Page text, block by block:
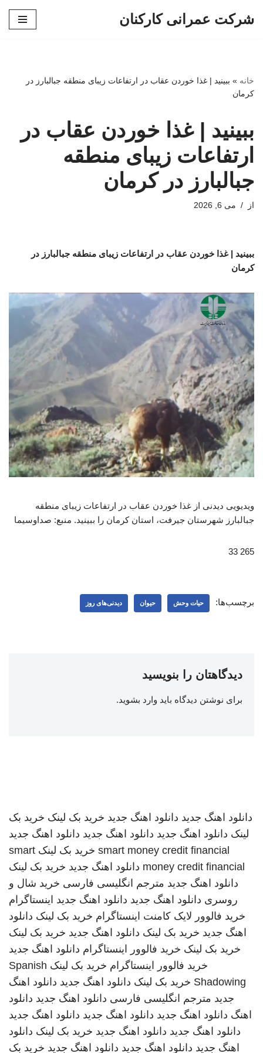
شرکت عمرانی کارکنان
خانه » ببینید | غذا خوردن عقاب در ارتفاعات زیبای منطقه جبالبارز در
کرمان
ببینید | غذا خوردن عقاب در
ارتفاعات زیبای منطقه
جبالبارز در کرمان
از می 6, 2026
ببینید | غذا خوردن عقاب در ارتفاعات زیبای منطقه جبالبارز در
کرمان
ویدیویی دیدنی از غذا خوردن عقاب در ارتفاعات زیبای منطقه
جبالبارز شهرستان جیرفت، استان کرمان را ببینید. منبع: صداوسیما
265 33
برچسب‌ها: حیات وحش حیوان دیدنی‌های روز
دیدگاهتان را بنویسید
برای نوشتن دیدگاه باید وارد بشوید.
دانلود اهنگ جدید دانلود اهنگ جدید خرید بک لینک خرید بک
لینک دانلود اهنگ جدید دانلود اهنگ جدید دانلود اهنگ جدید
smart money credit financial خرید بک لینک smart
money credit financial دانلود اهنگ جدید خرید بک لینک
دانلود اهنگ جدید مترجم انگلیسی فارسی خرید شال و
روسری دانلود اهنگ جدید دانلود اهنگ جدید اینستاگرام
خرید فالوور لایک کامنت اینستاگرام خرید بک لینک دانلود
اهنگ جدید خرید بک لینک دانلود اهنگ جدید خرید بک لینک
خرید بک لینک خرید فالوور اینستاگرام دانلود اهنگ جدید
خرید فالوور اینستاگرام خرید بک لینک Spanish
Shadowing خرید بک لینک دانلود اهنگ جدید دانلود اهنگ
جدید مترجم انگلیسی فارسی دانلود اهنگ جدید دانلود
اهنگ دانلود اهنگ جدید دانلود اهنگ جدید دانلود اهنگ جدید
دانلود اهنگ جدید دانلود اهنگ جدید خرید بک لینک دانلود
اهنگ جدید دانلود اهنگ جدید دانلود اهنگ جدید خرید بک